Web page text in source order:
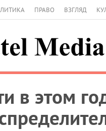
ПРАВО ВЗГЛЯД
в этом